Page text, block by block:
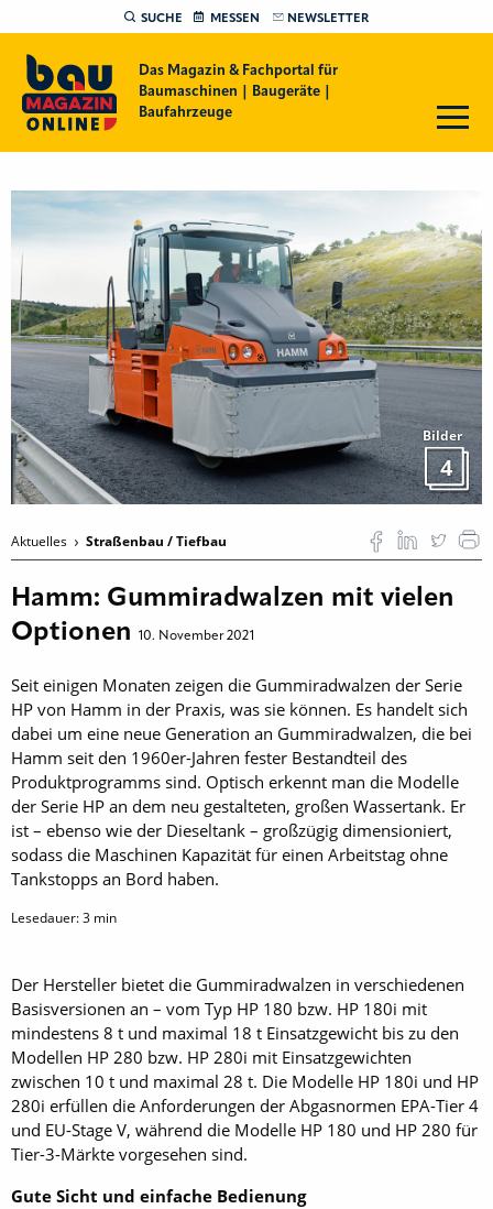
SUCHE MESSEN NEWSLETTER
Das Magazin & Fachportal für
Baumaschinen | Baugeräte |
Baufahrzeuge
Bilder
4
Aktuelles Straßenbau / Tiefbau
Hamm: Gummiradwalzen mit vielen
Optionen
10. November 2021
Seit einigen Monaten zeigen die Gummiradwalzen der Serie
HP von Hamm in der Praxis, was sie können. Es handelt sich
dabei um eine neue Generation an Gummiradwalzen, die bei
Hamm seit den 1960er-Jahren fester Bestandteil des
Produktprogramms sind. Optisch erkennt man die Modelle
der Serie HP an dem neu gestalteten, großen Wassertank. Er
ist – ebenso wie der Dieseltank – großzügig dimensioniert,
sodass die Maschinen Kapazität für einen Arbeitstag ohne
Tankstopps an Bord haben.
Lesedauer:3 min
Der Hersteller bietet die Gummiradwalzen in verschiedenen
Basisversionen an – vom Typ HP 180 bzw. HP 180i mit
mindestens 8 t und maximal 18 t Einsatzgewicht bis zu den
Modellen HP 280 bzw. HP 280i mit Einsatzgewichten
zwischen 10 t und maximal 28 t. Die Modelle HP 180i und HP
280i erfüllen die Anforderungen der Abgasnormen EPA-Tier 4
und EU-Stage V, während die Modelle HP 180 und HP 280 für
Tier-3-Märkte vorgesehen sind.
Gute Sicht und einfache Bedienung